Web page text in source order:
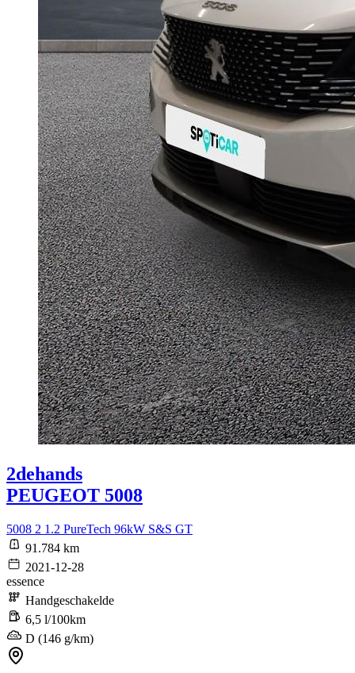
2dehands
PEUGEOT 5008
5008 2 1.2 PureTech 96kW S&S GT
91.784 km
2021-12-28
essence
Handgeschakelde
6,5 l/100km
D (146 g/km)